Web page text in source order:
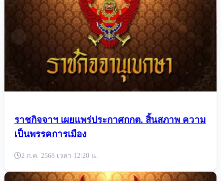
ราชกิจจาฯ เผยแพร่ประกาศกกต. สิ้นสภาพ ความ
เป็นพรรคการเมือง
2 ก.ค. 2568 เวลา 12:20 น.